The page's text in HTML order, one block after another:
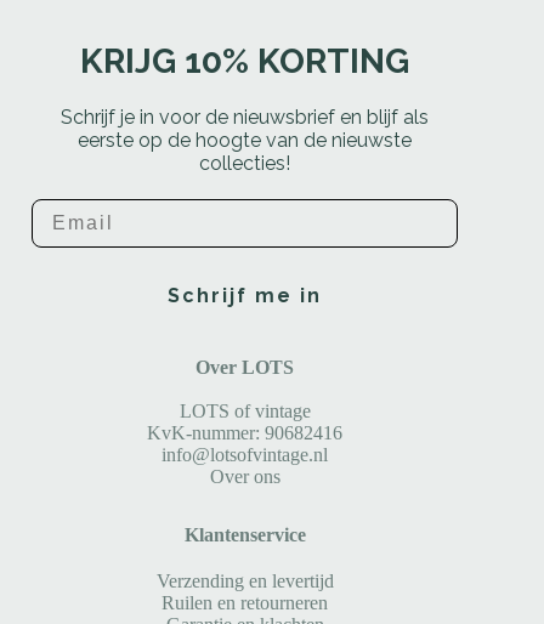
KRIJG 10% KORTING
Schrijf je in voor de nieuwsbrief en blijf als
eerste op de hoogte van de nieuwste
collecties!
Email
Schrijf me in
Over LOTS
LOTS of vintage
KvK-nummer: 90682416
info@lotsofvintage.nl
Over ons
Klantenservice
Verzending en levertijd
Ruilen en retourneren